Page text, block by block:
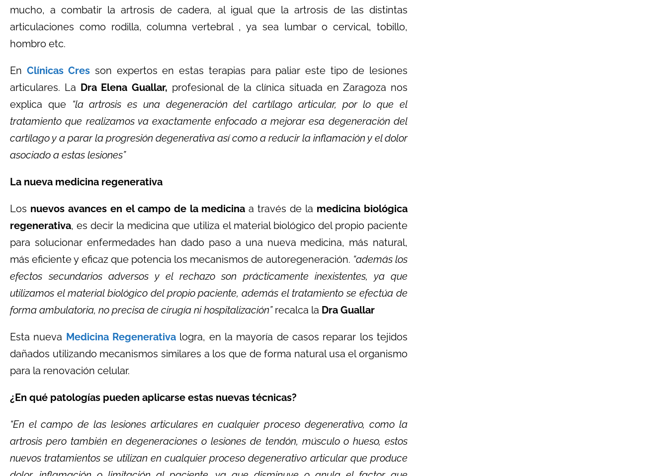
mucho, a combatir la artrosis de cadera, al igual que la artrosis de las distintas
articulaciones como rodilla, columna vertebral , ya sea lumbar o cervical, tobillo,
hombro etc.
En Clínicas Cres son expertos en estas terapias para paliar este tipo de lesiones
articulares. La Dra Elena Guallar, profesional de la clínica situada en Zaragoza nos
explica que “la artrosis es una degeneración del cartílago articular, por lo que el
tratamiento que realizamos va exactamente enfocado a mejorar esa degeneración del
cartílago y a parar la progresión degenerativa así como a reducir la inflamación y el dolor
asociado a estas lesiones”
La nueva medicina regenerativa
Los nuevos avances en el campo de la medicinaa través de la medicina biológica
regenerativa, es decir la medicina que utiliza el material biológico del propio paciente
para solucionar enfermedades han dado paso a una nueva medicina, más natural,
más eficiente y eficaz que potencia los mecanismos de autoregeneración. “además los
efectos secundarios adversos y el rechazo son prácticamente inexistentes, ya que
utilizamos el material biológico del propio paciente, además el tratamiento se efectúa de
forma ambulatoria, no precisa de cirugía ni hospitalización”recalca la Dra Guallar
Esta nueva Medicina Regenerativa logra, en la mayoría de casos reparar los tejidos
dañados utilizando mecanismos similares a los que de forma natural usa el organismo
para la renovación celular.
¿En qué patologías pueden aplicarse estas nuevas técnicas?
“En el campo de las lesiones articulares en cualquier proceso degenerativo, como la
artrosis pero también en degeneraciones o lesiones de tendón, músculo o hueso, estos
nuevos tratamientos se utilizan en cualquier proceso degenerativo articular que produce